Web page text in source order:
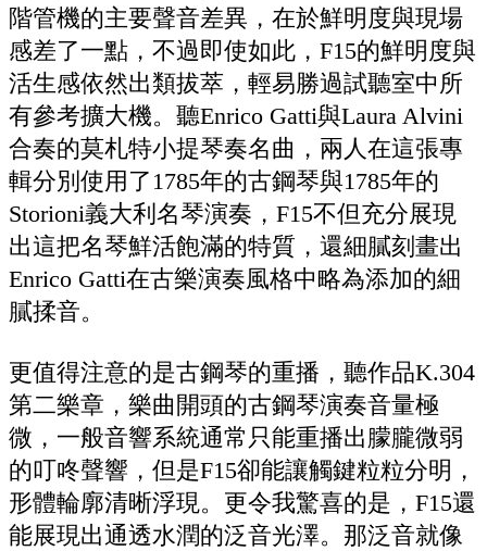
階管機的主要聲音差異，在於鮮明度與現場
感差了一點，不過即使如此，F15的鮮明度與
活生感依然出類拔萃，輕易勝過試聽室中所
有參考擴大機。聽Enrico Gatti與Laura Alvini
合奏的莫札特小提琴奏名曲，兩人在這張專
輯分別使用了1785年的古鋼琴與1785年的
Storioni義大利名琴演奏，F15不但充分展現
出這把名琴鮮活飽滿的特質，還細膩刻畫出
Enrico Gatti在古樂演奏風格中略為添加的細
膩揉音。
更值得注意的是古鋼琴的重播，聽作品K.304
第二樂章，樂曲開頭的古鋼琴演奏音量極
微，一般音響系統通常只能重播出朦朧微弱
的叮咚聲響，但是F15卻能讓觸鍵粒粒分明，
形體輪廓清晰浮現。更令我驚喜的是，F15還
能展現出通透水潤的泛音光澤。那泛音就像